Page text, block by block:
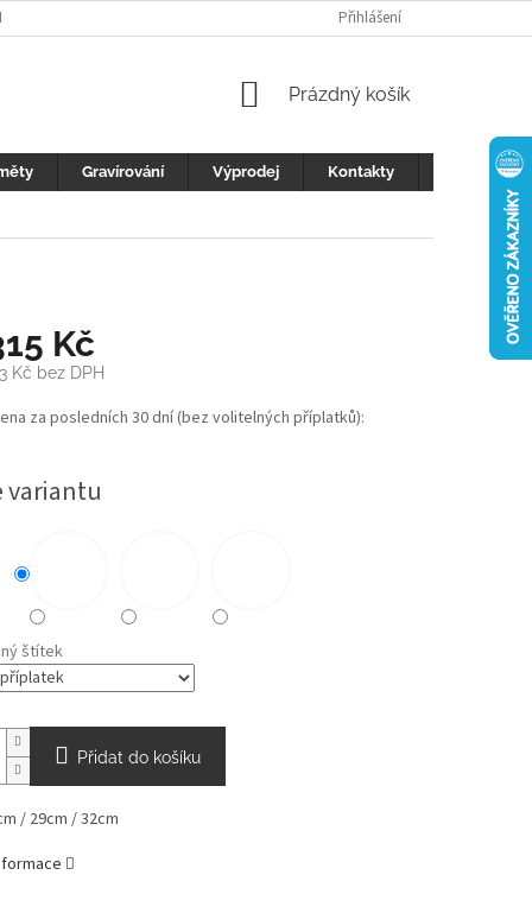
REKLAMACE
Přihlášení
NÁKUPNÍ
Prázdný košík
Gravírování Výprodej Kontakty
Kč
Kč bez DPH
za posledních 30 dní (bez volitelných příplatků):
variantu
štítek
Přidat do košíku
/ 29cm / 32cm